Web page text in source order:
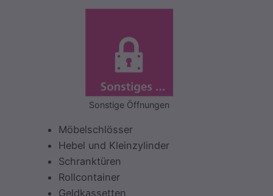
Sonstige Öffnungen
Möbelschlösser
Hebel und Kleinzylinder
Schranktüren
Rollcontainer
Geldkassetten